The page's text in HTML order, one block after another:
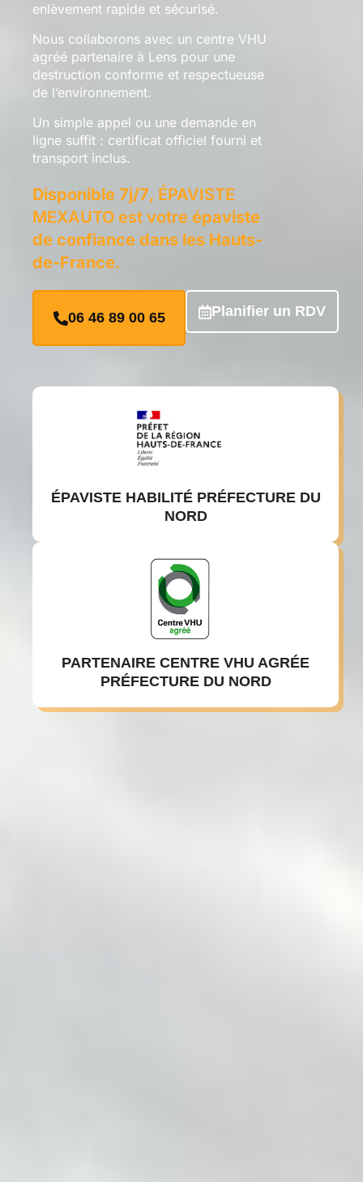
enlèvement rapide et sécurisé.
Nous collaborons avec un centre VHU
agréé partenaire à Lens pour une
destruction conforme et respectueuse
de l’environnement.
Un simple appel ou une demande en
ligne suffit : certificat officiel fourni et
transport inclus.
Disponible 7j/7, ÉPAVISTE
MEXAUTO est votre épaviste
de confiance dans les Hauts-
de-France.
06 46 89 00 65 Planifier un RDV
ÉPAVISTE HABILITÉ PRÉFECTURE DU
NORD
PARTENAIRE CENTRE VHU AGRÉE
PRÉFECTURE DU NORD